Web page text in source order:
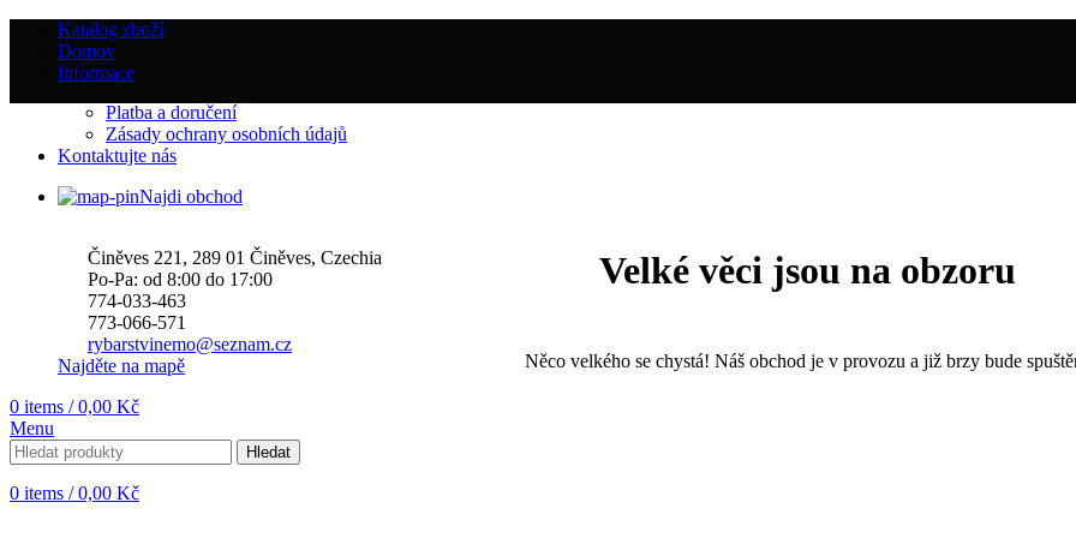
Katalog zboží
Domov
Informace
Platba a doručení
Zásady ochrany osobních údajů
Kontaktujte nás
Najdi obchod
Činěves 221, 289 01 Činěves, Czechia
Po-Pa: od 8:00 do 17:00
774-033-463
773-066-571
rybarstvinemo@seznam.cz
Najděte na mapě
0 items / 0,00 Kč
Menu
Hledat
0 items / 0,00 Kč
Velké věci jsou na obzoru
Něco velkého se chystá! Náš obchod je v provozu a již brzy bude